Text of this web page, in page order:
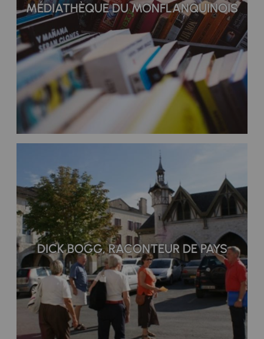
MÉDIATHÈQUE DU MONFLANQUINOIS
DICK BOGG, RACONTEUR DE PAYS